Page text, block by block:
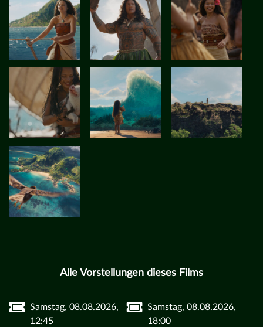
Alle Vorstellungen dieses Films
Samstag, 08.08.2026,
12:45
Samstag, 08.08.2026,
18:00